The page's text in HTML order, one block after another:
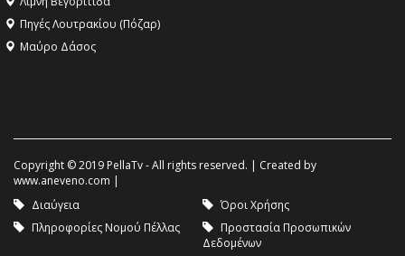
Πηγές Λουτρακίου (Πόζαρ)
Μαύρο Δάσος
Copyright © 2019 PellaTv - All rights reserved. | Created by
www.aneveno.com |
Διαύγεια
Όροι Χρήσης
Πληροφορίες Νομού Πέλλας
Προστασία Προσωπικών
Δεδομένων